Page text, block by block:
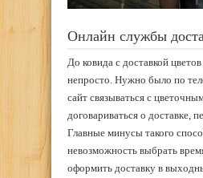
Онлайн службы
До ковида с доставкой
непросто. Нужно было по
сайт связываться с
договариваться о доставке,
Главные минусы такого
невозможность выбрать
оформить доставку в